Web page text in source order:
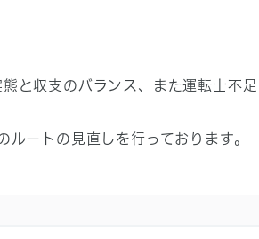
と収支のバランス、また運転士不足
ートの見直しを行っております。